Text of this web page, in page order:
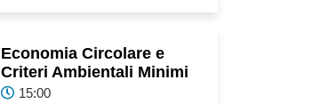
Economia Circolare e
Criteri Ambientali Minimi
15:00